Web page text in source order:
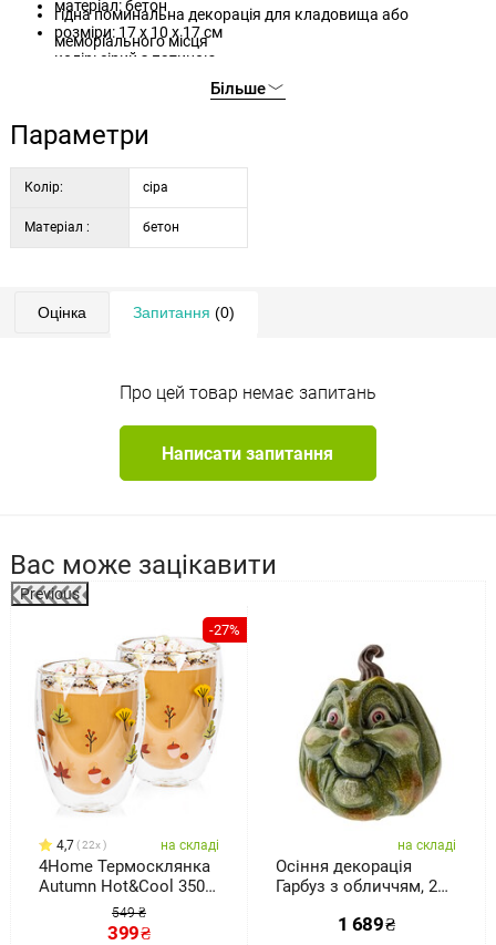
гідна поминальна декорація для кладовища або
меморіального місця
матеріал: бетон
розміри: 17 x 10 x 17 см
колір: сірий з патиною
використання: поминальна декорація, підходить для
Більше
Параметри
Колір: сіра
Матеріал : бетон
Оцінка Запитання (0)
Про цей товар немає запитань
Написати запитання
Вас може зацікавити
Previous
-27%
4,7 22x на складі
4Home Термосклянка
Autumn Hot&Cool 350
549 ₴
399₴
на складі
Осіння декорація
Гарбуз з обличчям, 27
1 689₴